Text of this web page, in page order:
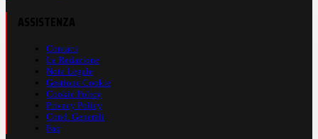
Contatti
La Redazione
Nota Legale
Gestione Cookie
Cookie Policy
Privacy Policy
Cond. Generali
Faq